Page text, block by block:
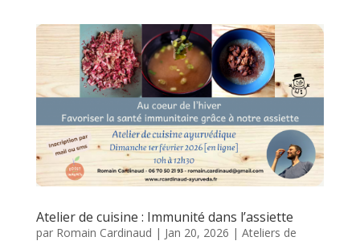
Atelier de cuisine : Immunité dans l’assiette
par Romain Cardinaud | Jan 20, 2026 | Ateliers de